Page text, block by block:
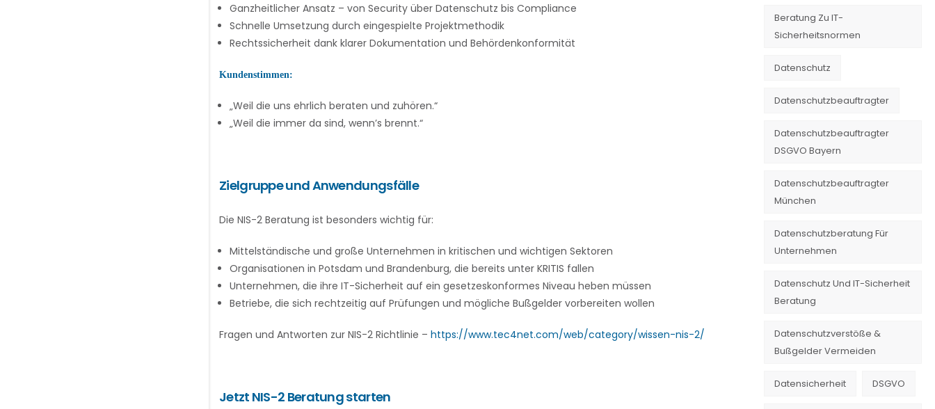
Ganzheitlicher Ansatz – von Security über Datenschutz bis Compliance
Schnelle Umsetzung durch eingespielte Projektmethodik
Rechtssicherheit dank klarer Dokumentation und Behördenkonformität
Kundenstimmen:
„Weil die uns ehrlich beraten und zuhören.“
„Weil die immer da sind, wenn’s brennt.“
Zielgruppe und Anwendungsfälle
Die NIS-2 Beratung ist besonders wichtig für:
Mittelständische und große Unternehmen in kritischen und wichtigen Sektoren
Organisationen in Potsdam und Brandenburg, die bereits unter KRITIS fallen
Unternehmen, die ihre IT-Sicherheit auf ein gesetzeskonformes Niveau heben müssen
Betriebe, die sich rechtzeitig auf Prüfungen und mögliche Bußgelder vorbereiten wollen
Fragen und Antworten zur NIS-2 Richtlinie – https://www.tec4net.com/web/category/wissen-nis-2/
Jetzt NIS-2 Beratung starten
Beratung Zu IT-
Sicherheitsnormen
Datenschutz
Datenschutzbeauftragter
Datenschutzbeauftragter
DSGVO Bayern
Datenschutzbeauftragter
München
Datenschutzberatung Für
Unternehmen
Datenschutz Und IT-Sicherheit
Beratung
Datenschutzverstöße &
Bußgelder Vermeiden
Datensicherheit DSGVO